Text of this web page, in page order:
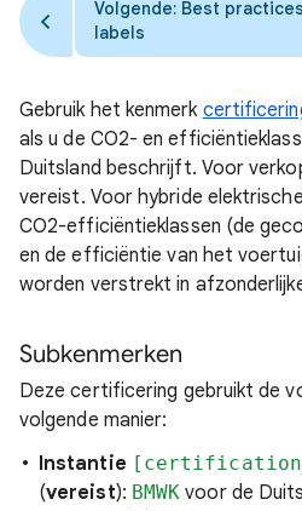
Volgende: Best
labels
Gebruik het kenmerk
als u de CO2- en
Duitsland beschrijft. Voor
vereist. Voor hybride
CO2-efficiëntieklassen (de
en de efficiëntie van het
worden verstrekt in
Subkenmerken
Deze certificering gebruikt de
volgende manier:
Instantie
(vereist): BMWK voor de